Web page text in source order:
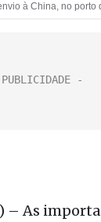
à China, no porto
– As